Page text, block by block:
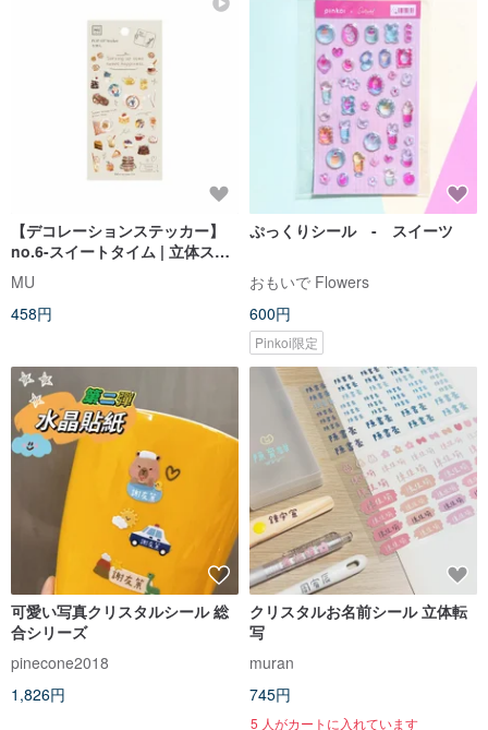
【デコレーションステッカー】
no.6-スイートタイム | 立体ステ
ッカー、手帳ステッカー、日用
品デコレーション
MU
458円
ぷっくりシール - スイーツ
おもいで Flowers
600円
Pinkoi限定
可愛い写真クリスタルシール 総
合シリーズ
pinecone2018
1,826円
クリスタルお名前シール 立体転
写
muran
745円
5 人がカートに入れています